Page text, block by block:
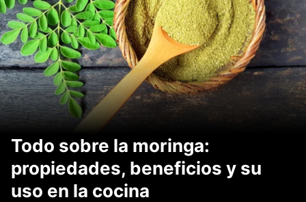
Todo sobre la moringa:
propiedades, beneficios y su
uso en la cocina